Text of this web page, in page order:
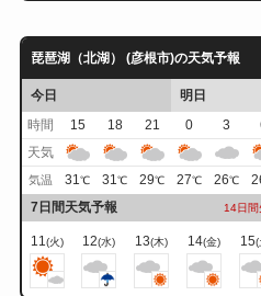
琵琶湖（北湖） (彦根市)の天気予報
今日
明日
時間
15 18 21 0 3
天気
気温 31℃ 31℃ 29℃ 27℃ 26℃
7日間天気予報 14日間
11(火) 12(水) 13(木) 14(金) 15(